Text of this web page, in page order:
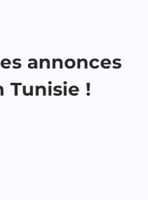
annonces
Tunisie !